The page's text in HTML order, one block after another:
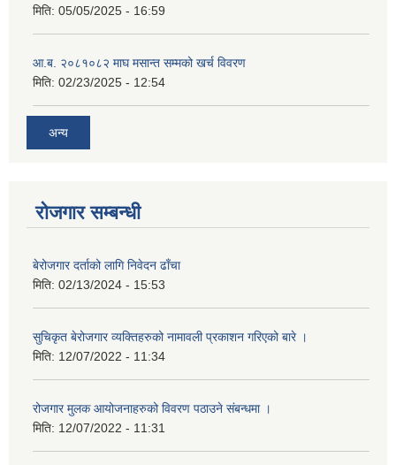
मिति: 05/05/2025 - 16:59
आ.ब. २०८१०८२ माघ मसान्त सम्मको खर्च विवरण
मिति: 02/23/2025 - 12:54
अन्य
रोजगार सम्बन्धी
बेरोजगार दर्ताको लागि निवेदन ढाँचा
मिति: 02/13/2024 - 15:53
सुचिकृत बेरोजगार व्यक्तिहरुको नामावली प्रकाशन गरिएको बारे ।
मिति: 12/07/2022 - 11:34
रोजगार मुलक आयोजनाहरुको विवरण पठाउने संबन्धमा ।
मिति: 12/07/2022 - 11:31